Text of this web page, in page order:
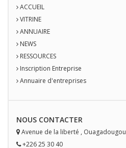
ACCUEIL
VITRINE
ANNUAIRE
NEWS
RESSOURCES
Inscription Entreprise
Annuaire d'entreprises
NOUS CONTACTER
Avenue de la liberté , Ouagadougou
+226 25 30 40